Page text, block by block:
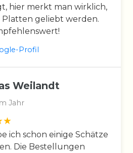
hier merkt man wirklich,
Platten geliebt werden.
Profil
Weilandt
Jahr
ich schon einige Schätze
Die Bestellungen